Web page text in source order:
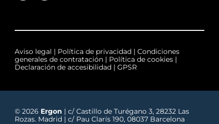
Aviso legal | Política de privacidad | Condiciones
generales de contratación| Política de cookies|
Declaración de accesibilidad| GPSR
© 2026 Ergon | c/ Castillo de Turégano 3, 28232 Las
Rozas. Madrid | c/ Pau Clarís 190, 08037 Barcelona